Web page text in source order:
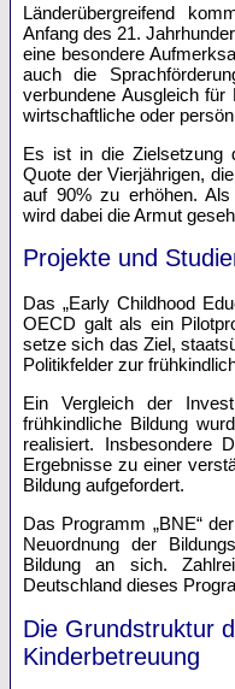
Länderübergreifend
Anfang des 21.
eine besondere
auch die
verbundene Ausgleich für
wirtschaftliche oder
Es ist in die Zielsetzung
Quote der Vierjährigen,
auf 90% zu erhöhen.
wird dabei die Armut
Projekte und
Das „Early Childhood
OECD galt als ein
setze sich das Ziel,
Politikfelder zur
Ein Vergleich der
frühkindliche Bildung
realisiert. Insbesondere
Ergebnisse zu einer
Bildung aufgefordert.
Das Programm „BNE“
Neuordnung der
Bildung an sich.
Deutschland dieses
Die Grundstruktur
Kinderbetreuung